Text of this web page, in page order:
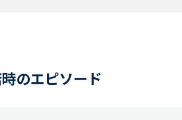
のエピソード